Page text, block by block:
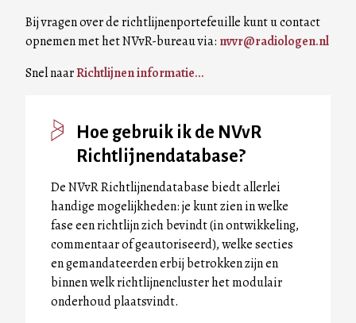
Bij vragen over de richtlijnenportefeuille kunt u contact
opnemen met het NVvR-bureau via: nvvr@radiologen.nl
Snel naarRichtlijnen informatie...
Hoe gebruik ik de NVvR
Richtlijnendatabase?
De NVvR Richtlijnendatabase biedt allerlei
handige mogelijkheden: je kunt zien in welke
fase een richtlijn zich bevindt (in ontwikkeling,
commentaar of geautoriseerd), welke secties
en gemandateerden erbij betrokken zijn en
binnen welk richtlijnencluster het modulair
onderhoud plaatsvindt.